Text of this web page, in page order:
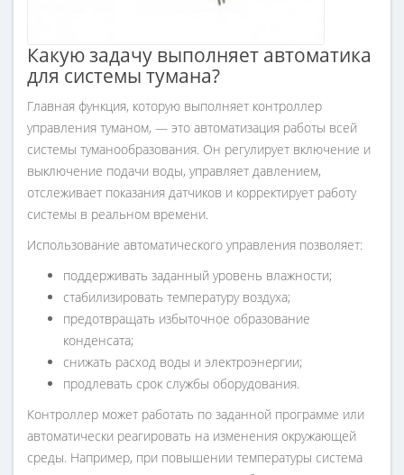
Какую задачу выполняет автоматика
для системы тумана?
Главная функция, которую выполняет контроллер
управления туманом, — это автоматизация работы всей
системы туманообразования. Он регулирует включение и
выключение подачи воды, управляет давлением,
отслеживает показания датчиков и корректирует работу
системы в реальном времени.
Использование автоматического управления позволяет:
поддерживать заданный уровень влажности;
стабилизировать температуру воздуха;
предотвращать избыточное образование
конденсата;
снижать расход воды и электроэнергии;
продлевать срок службы оборудования.
Контроллер может работать по заданной программе или
автоматически реагировать на изменения окружающей
среды. Например, при повышении температуры система